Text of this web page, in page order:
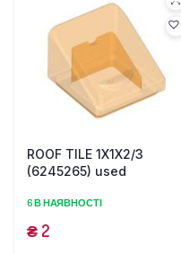
ROOF TILE 1X1X2/3
(6245265) used
6 В НАЯВНОСТІ
₴2